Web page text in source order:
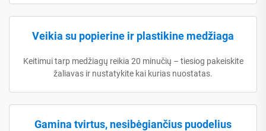
Veikia su popierine ir plastikine medžiaga
Keitimui tarp medžiagų reikia 20 minučių – tiesiog pakeiskite
žaliavas ir nustatykite kai kurias nuostatas.
Gamina tvirtus, nesibėgiančius puodelius